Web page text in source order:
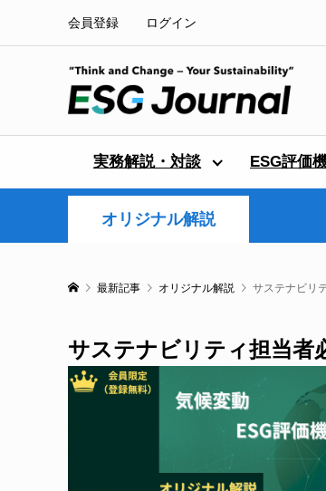
会員登録 ログイン
実務解説・対談 ESG評価
オリジナル解説
最新記事 オリジナル解説 サステナビリ
サステナビリティ担当者